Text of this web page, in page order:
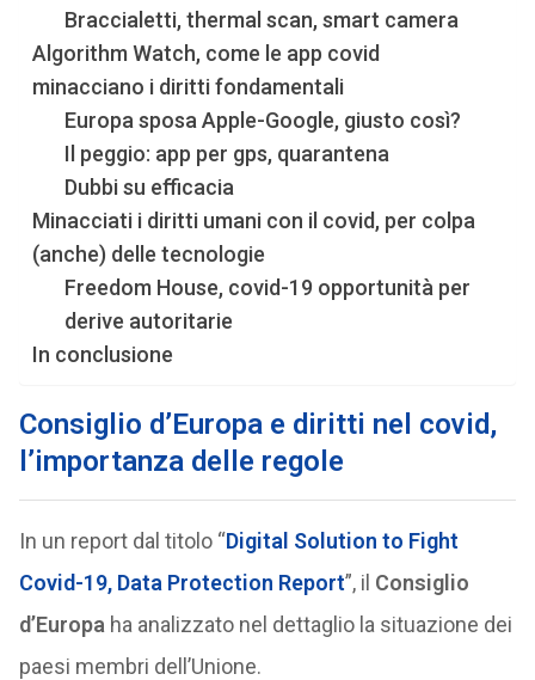
Braccialetti, thermal scan, smart camera
Algorithm Watch, come le app covid
minacciano i diritti fondamentali
Europa sposa Apple-Google, giusto così?
Il peggio: app per gps, quarantena
Dubbi su efficacia
Minacciati i diritti umani con il covid, per colpa
(anche) delle tecnologie
Freedom House, covid-19 opportunità per
derive autoritarie
In conclusione
Consiglio d’Europa e diritti nel covid,
l’importanza delle regole
In un report dal titolo “Digital Solution to Fight
Covid-19, Data Protection Report”, il Consiglio
d’Europa ha analizzato nel dettaglio la situazione dei
paesi membri dell’Unione.